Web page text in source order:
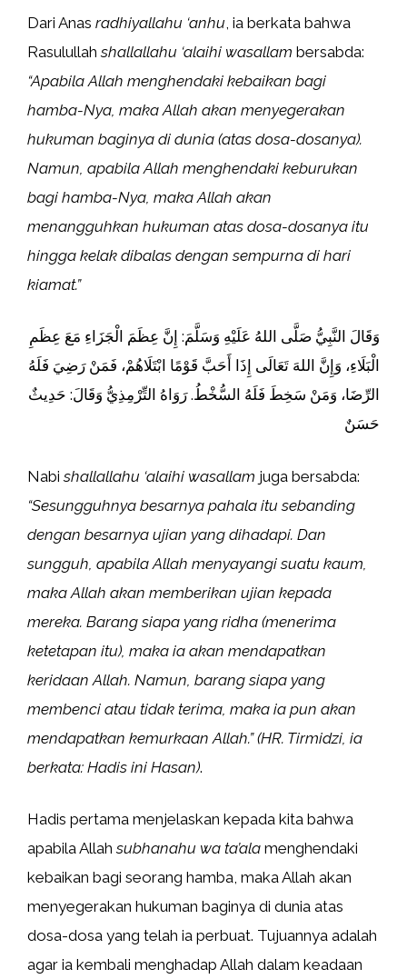
Dari Anas radhiyallahu ‘anhu , ia berkata bahwa
Rasulullahshallallahu ‘alaihi wasallam bersabda:
“Apabila Allah menghendaki kebaikan bagi
hamba-Nya, maka Allah akan menyegerakan
hukuman baginya di dunia (atas dosa-dosanya).
Namun, apabila Allah menghendaki keburukan
bagi hamba-Nya, maka Allah akan
menangguhkan hukuman atas dosa-dosanya itu
hingga kelak dibalas dengan sempurna di hari
kiamat.”
وَقَالَ النَّبِيُّ صَلَّى اللهُ عَلَيْهِ وَسَلَّمَ: إِنَّ عِظَمَ الْجَزَاءِ مَعَ عِظَمِ
الْبَلَاءِ، وَإِنَّ اللهَ تَعَالَى إِذَا أَحَبَّ قَوْمًا ابْتَلَاهُمْ، فَمَنْ رَضِيَ فَلَهُ
الرِّضَا، وَمَنْ سَخِطَ فَلَهُ السُّخْطُ. رَوَاهُ التِّرْمِذِيُّ وَقَالَ: حَدِيثٌ
حَسَنٌ
Nabishallallahu ‘alaihi wasallam juga bersabda:
“Sesungguhnya besarnya pahala itu sebanding
dengan besarnya ujian yang dihadapi. Dan
sungguh, apabila Allah menyayangi suatu kaum,
maka Allah akan memberikan ujian kepada
mereka. Barang siapa yang ridha (menerima
ketetapan itu), maka ia akan mendapatkan
keridaan Allah. Namun, barang siapa yang
membenci atau tidak terima, maka ia pun akan
mendapatkan kemurkaan Allah.” (HR. Tirmidzi, ia
berkata: Hadis ini Hasan).
Hadis pertama menjelaskan kepada kita bahwa
apabila Allahsubhanahu wa ta’ala menghendaki
kebaikan bagi seorang hamba, maka Allah akan
menyegerakan hukuman baginya di dunia atas
dosa-dosa yang telah ia perbuat. Tujuannya adalah
agar ia kembali menghadap Allah dalam keadaan